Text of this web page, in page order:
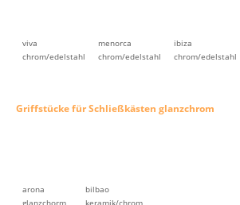
viva
chrom/edelstahl
menorca
chrom/edelstahl
ibiza
chrom/edelstahl
Griffstücke für Schließkästen glanzchrom
arona
glanzchorm
bilbao
keramik/chrom